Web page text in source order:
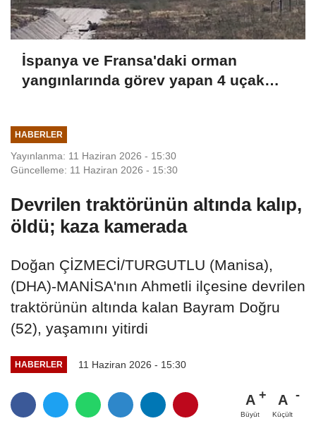
İspanya ve Fransa'daki orman
yangınlarında görev yapan 4 uçak
HABERLER
Yayınlanma: 11 Haziran 2026 - 15:30
Güncelleme: 11 Haziran 2026 - 15:30
Devrilen traktörünün altında kalıp,
öldü; kaza kamerada
Doğan ÇİZMECİ/TURGUTLU (Manisa),
(DHA)-MANİSA'nın Ahmetli ilçesine devrilen
traktörünün altında kalan Bayram Doğru
(52), yaşamını yitirdi
HABERLER 11 Haziran 2026 - 15:30
A
Büyüt
A
Küçült